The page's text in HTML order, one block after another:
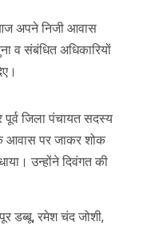
अपने निजी आवास
व संबंधित अधिकारियों
जिला पंचायत सदस्य
आवास पर जाकर शोक
उन्होंने दिवंगत की
डब्बू, रमेश चंद जोशी,